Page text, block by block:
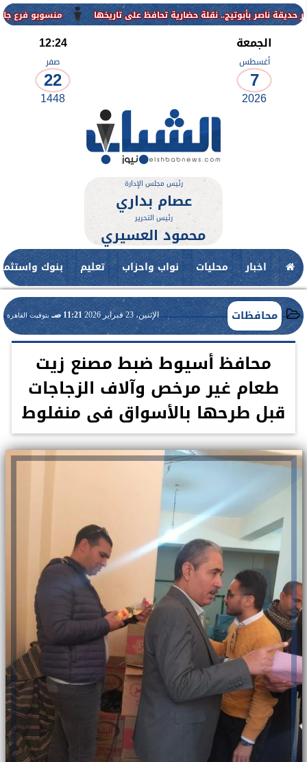
منسوبو فرع جامعة الأزهر للوجه
الجمعة
أغسطس
7
2026
12:24
صفر
22
1448
رئيس مجلس الإدارة
عصام بداري
رئيس التحرير
محمود العسيري
اخبار محليات نواب واحزاب تعليم بنوك
محافظات الإثنين، 23 فبراير 2026 11:21 صـ بتوقيت القاهرة
محافظ أسيوط ضبط مصنع زيت
طعام غير مرخص وآلاف الزجاجات
قبل طرحها بالأسواق فى منفلوط